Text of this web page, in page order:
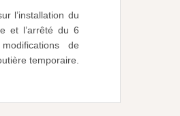
l’installation du
et l’arrêté du 6
de
temporaire.